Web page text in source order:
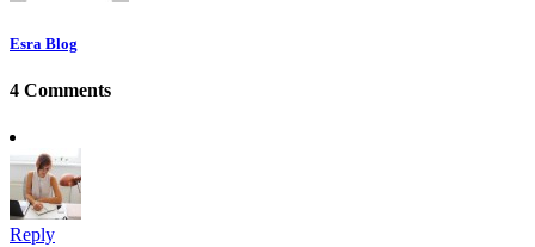
Esra Blog
4 Comments
Reply